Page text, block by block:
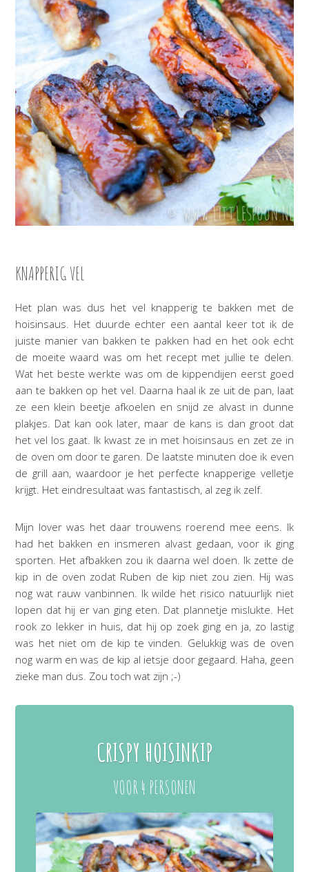
KNAPPERIG VEL
Het plan was dus het vel knapperig te bakken met de
hoisinsaus. Het duurde echter een aantal keer tot ik de
juiste manier van bakken te pakken had en het ook echt
de moeite waard was om het recept met jullie te delen.
Wat het beste werkte was om de kippendijen eerst goed
aan te bakken op het vel. Daarna haal ik ze uit de pan, laat
ze een klein beetje afkoelen en snijd ze alvast in dunne
plakjes. Dat kan ook later, maar de kans is dan groot dat
het vel los gaat. Ik kwast ze in met hoisinsaus en zet ze in
de oven om door te garen. De laatste minuten doe ik even
de grill aan, waardoor je het perfecte knapperige velletje
krijgt. Het eindresultaat was fantastisch, al zeg ik zelf.
Mijn lover was het daar trouwens roerend mee eens. Ik
had het bakken en insmeren alvast gedaan, voor ik ging
sporten. Het afbakken zou ik daarna wel doen. Ik zette de
kip in de oven zodat Ruben de kip niet zou zien. Hij was
nog wat rauw vanbinnen. Ik wilde het risico natuurlijk niet
lopen dat hij er van ging eten. Dat plannetje mislukte. Het
rook zo lekker in huis, dat hij op zoek ging en ja, zo lastig
was het niet om de kip te vinden. Gelukkig was de oven
nog warm en was de kip al ietsje door gegaard. Haha, geen
zieke man dus. Zou toch wat zijn ;-)
CRISPY HOISINKIP
VOOR 4 PERSONEN